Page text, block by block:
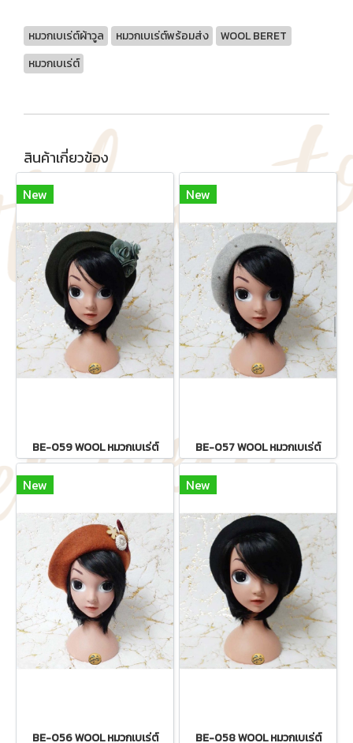
หมวกเบเร่ต์ผ้าวูล หมวกเบเร่ต์พร้อมส่ง
WOOL BERET
หมวกเบเร่ต์
สินค้าเกี่ยวข้อง
New
BE-059 WOOL หมวกเบเร่ต์
New
BE-057 WOOL หมวกเบเร่ต์
New
BE-056 WOOL หมวกเบเร่ต์
New
BE-058 WOOL หมวกเบเร่ต์